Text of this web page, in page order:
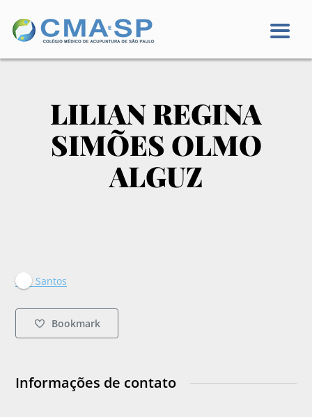
LILIAN REGINA
SIMÕES OLMO
ALGUZ
Santos
Bookmark
Informações de contato